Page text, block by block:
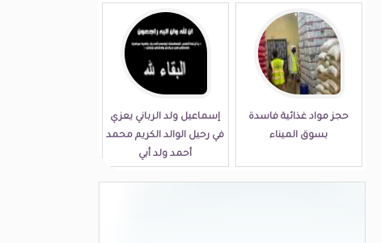
حجز مواد غذائية فاسدة
بسوق الميناء
إسماعيل ولد الرباني يعزي
في رحيل الوالد الكريم محمد
أحمد ولد أبي